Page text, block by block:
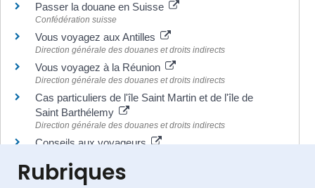
Passer la douane en Suisse
Confédération suisse
Vous voyagez aux Antilles
Direction générale des douanes et droits indirects
Vous voyagez à la Réunion
Direction générale des douanes et droits indirects
Cas particuliers de l'île Saint Martin et de l'île de
Saint Barthélemy
Direction générale des douanes et droits indirects
Conseils aux voyageurs
Rubriques